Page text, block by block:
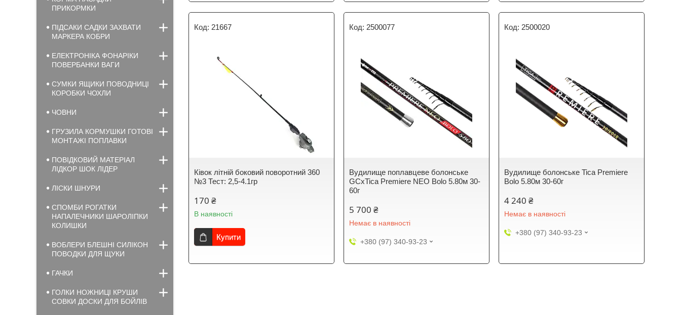
21667
Кiвок лiтнiй боковий поворотний 360
№3 Тест: 2,5-4.1гр
170 ₴
В наявності
Купити
2500077
Вудилище поплавцеве болонське
GCxTica Premiere NEO Bolo 5.80м 30-
60г
5 700 ₴
Немає в наявності
+380 (97) 340-93-23
2500020
Вудилище болонське Tica Premiere
Bolo 5.80м 30-60г
4 240 ₴
Немає в наявності
+380 (97) 340-93-23
ПРИКОРМКИ
ПІДСАКИ САДКИ ЗАХВАТИ
МАРКЕРА КОБРИ
ЕЛЕКТРОНІКА ФОНАРІКИ
ПОВЕРБАНКИ ВАГИ
СУМКИ ЯЩИКИ ПОВОДНИЦІ
КОРОБКИ ЧОХЛИ
ЧОВНИ
ГРУЗИЛА КОРМУШКИ ГОТОВІ
МОНТАЖІ ПОПЛАВКИ
ПОВІДКОВИЙ МАТЕРІАЛ
ЛІДКОР ШОК ЛІДЕР
ЛІСКИ ШНУРИ
СПОМБИ РОГАТКИ
НАПАЛЕЧНИКИ ШАРОЛІПКИ
КОЛИШКИ
ВОБЛЕРИ БЛЕШНІ СИЛІКОН
ПОВОДКИ ДЛЯ ЩУКИ
ГАЧКИ
ГОЛКИ НОЖНИЦІ КРУШИ
СОВКИ ДОСКИ ДЛЯ БОЙЛІВ